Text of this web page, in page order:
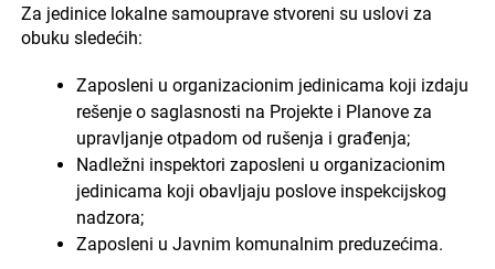
Za jedinice lokalne samouprave stvoreni su uslovi za
obuku sledećih:
Zaposleni u organizacionim jedinicama koji izdaju
rešenje o saglasnosti na Projekte i Planove za
upravljanje otpadom od rušenja i građenja;
Nadležni inspektori zaposleni u organizacionim
jedinicama koji obavljaju poslove inspekcijskog
nadzora;
Zaposleni u Javnim komunalnim preduzećima.